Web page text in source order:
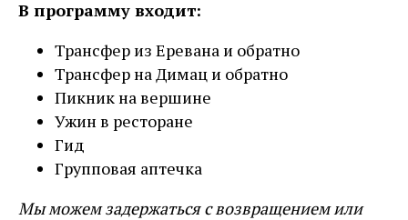
В программу входит:
Трансфер из Еревана и обратно
Трансфер на Димац и обратно
Пикник на вершине
Ужин в ресторане
Гид
Групповая аптечка
Мы можем задержаться с возвращением или